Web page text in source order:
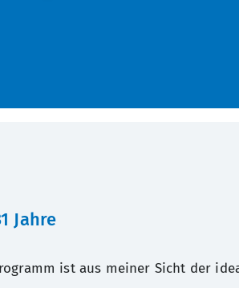
Jahre
ist aus meiner Sicht der